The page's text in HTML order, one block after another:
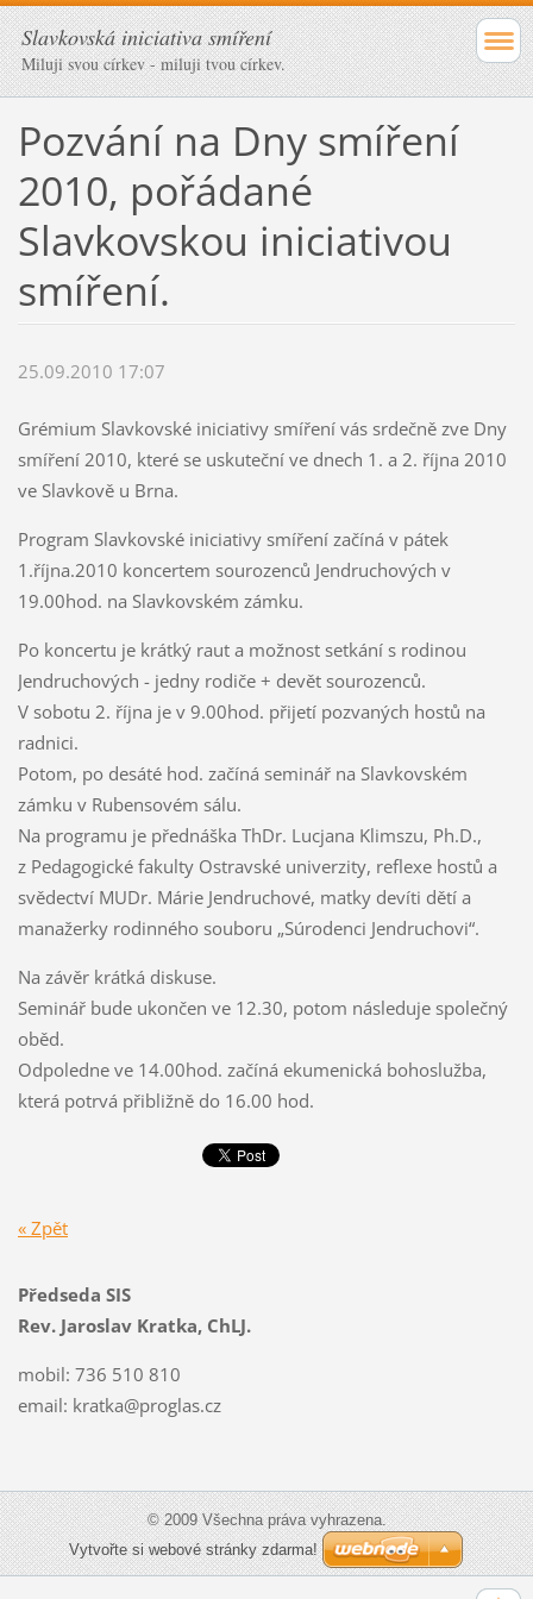
Slavkovská iniciativa smíření
Miluji svou církev - miluji tvou církev.
Pozvání na Dny smíření
2010, pořádané
Slavkovskou iniciativou
smíření.
25.09.2010 17:07
Grémium Slavkovské iniciativy smíření vás srdečně zve Dny
smíření 2010, které se uskuteční ve dnech 1. a 2. října 2010
ve Slavkově u Brna.
Program Slavkovské iniciativy smíření začíná v pátek
1.října.2010 koncertem sourozenců Jendruchových v
19.00hod. na Slavkovském zámku.
Po koncertu je krátký raut a možnost setkání s rodinou
Jendruchových - jedny rodiče + devět sourozenců.
V sobotu 2. října je v 9.00hod. přijetí pozvaných hostů na
radnici.
Potom, po desáté hod. začíná seminář na Slavkovském
zámku v Rubensovém sálu.
Na programu je přednáška ThDr. Lucjana Klimszu, Ph.D.,
z Pedagogické fakulty Ostravské univerzity, reflexe hostů a
svědectví MUDr. Márie Jendruchové, matky devíti dětí a
manažerky rodinného souboru „Súrodenci Jendruchovi“.
Na závěr krátká diskuse.
Seminář bude ukončen ve 12.30, potom následuje společný
oběd.
Odpoledne ve 14.00hod. začíná ekumenická bohoslužba,
která potrvá přibližně do 16.00 hod.
« Zpět
Předseda SIS
Rev. Jaroslav Kratka, ChLJ.
mobil: 736 510 810
email: kratka@proglas.cz
© 2009 Všechna práva vyhrazena.
Vytvořte si webové stránky zdarma!